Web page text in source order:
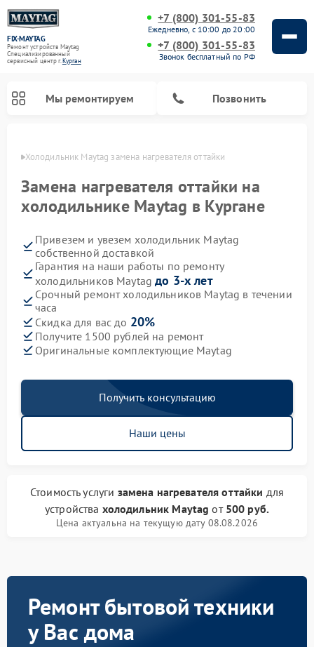
FIX-MAYTAG
Ремонт устройств Maytag
Специализированный
cервисный центр г.Курган
+7 (800) 301-55-83
Ежедневно, с 10:00 до 20:00
+7 (800) 301-55-83
Звонок бесплатный по РФ
Мы ремонтируем Позвонить
Холодильник Maytag замена нагревателя оттайки
Замена нагревателя оттайки на
холодильнике Maytag в Кургане
Привезем и увезем холодильник Maytag
собственной доставкой
Гарантия на наши работы по ремонту
холодильников Maytagдо 3-х лет
Срочный ремонт холодильников Maytag в течении
часа
Скидка для вас до 20%
Получите 1500 рублей на ремонт
Оригинальные комплектующие Maytag
Получить консультацию
Наши цены
Стоимость услуги замена нагревателя оттайки для
устройства холодильник Maytag от 500 руб.
Цена актуальна на текущую дату 08.08.2026
Ремонт бытовой техники
у Вас дома